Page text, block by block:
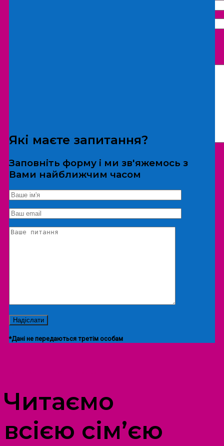
*Дані не передаються третім особам
Екскурсія/локація
Які маєте запитання?
Заповніть форму і ми зв'яжемось з
Вами найближчим часом
*Дані не передаються третім особам
Читаємо
всією сім’єю